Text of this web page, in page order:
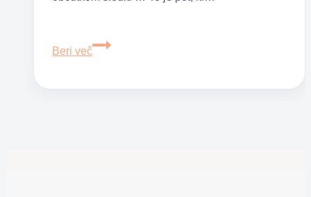
Beri več
Priročnik